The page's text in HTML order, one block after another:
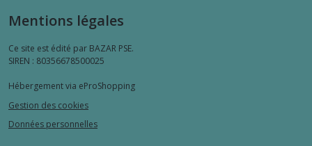
Mentions légales
Ce site est édité par BAZAR PSE.
SIREN : 80356678500025
Hébergement via eProShopping
Gestion des cookies
Données personnelles